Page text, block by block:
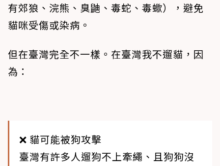
有郊狼、浣熊、臭鼬、毒蛇、毒蠍），避免
貓咪受傷或染病。
​但在臺灣完全不一樣。在臺灣我不遛貓，因
為：
❌ 貓可能被狗攻擊
臺灣有許多人遛狗不上牽繩、且狗狗沒